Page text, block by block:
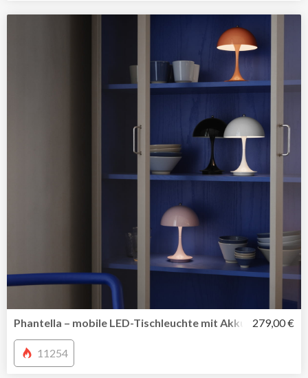
Phantella – mobile LED-Tischleuchte mit Akku von Verner
279,00 €
11254